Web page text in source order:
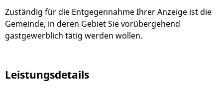
Zuständig für die Entgegennahme Ihrer Anzeige ist die
Gemeinde, in deren Gebiet Sie vorübergehend
gastgewerblich tätig werden wollen.
Leistungsdetails